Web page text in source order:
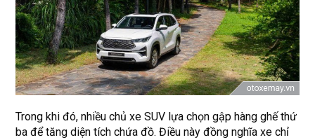
Trong khi đó, nhiều chủ xe SUV lựa chọn gập hàng ghế thứ
ba để tăng diện tích chứa đồ. Điều này đồng nghĩa xe chỉ